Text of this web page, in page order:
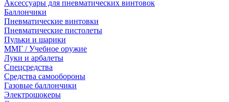
Аксессуары для пневматических винтовок
Баллончики
Пневматические винтовки
Пневматические пистолеты
Пульки и шарики
ММГ / Учебное оружие
Луки и арбалеты
Спецсредства
Средства самообороны
Газовые баллончики
Электрошокеры